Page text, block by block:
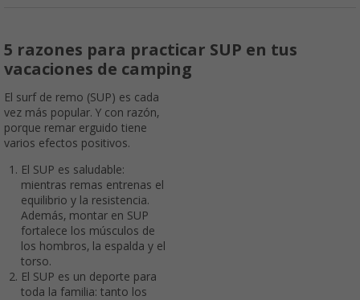
5 razones para practicar SUP en tus
vacaciones de camping
El surf de remo (SUP) es cada
vez más popular. Y con razón,
porque remar erguido tiene
varios efectos positivos.
El SUP es saludable:
mientras remas entrenas el
equilibrio y la resistencia.
Además, montar en SUP
fortalece los músculos de
los hombros, la espalda y el
torso.
El SUP es un deporte para
toda la familia: tanto los